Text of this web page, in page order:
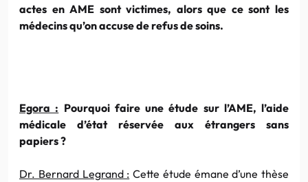
actes en AME sont victimes, alors que ce sont les
médecins qu’on accuse de refus de soins.
Egora : Pourquoi faire une étude sur l’AME, l’aide
médicale d’état réservée aux étrangers sans
papiers ?
Dr. Bernard Legrand : Cette étude émane d’une thèse